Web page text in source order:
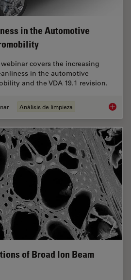
in the Automotive
covers the increasing
in the automotive
and the VDA 19.1 revision.
Análisis de limpieza
of Broad Ion Beam